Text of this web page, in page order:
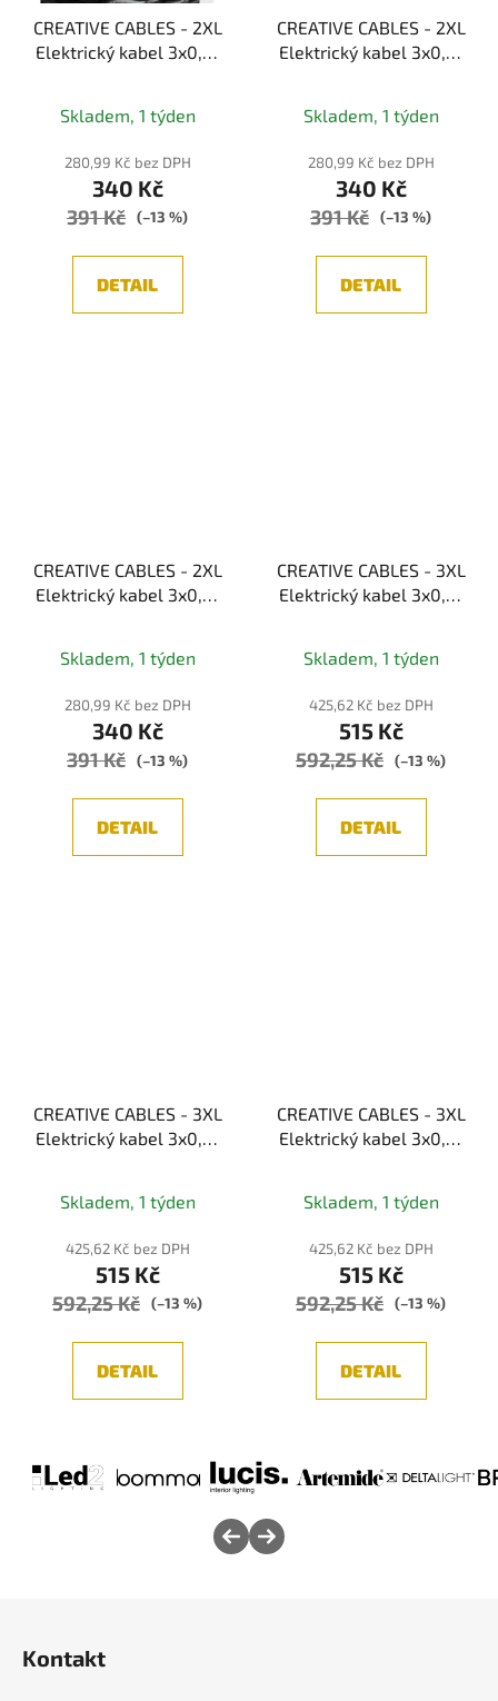
CREATIVE CABLES - 2XL
Elektrický kabel 3x0,75
24 mm (černá/šedá)
Skladem, 1 týden
280,99 Kč bez DPH
340 Kč
391 Kč (–13 %)
DETAIL
CREATIVE CABLES - 2XL
Elektrický kabel 3x0,75
Skladem, 1 týden
280,99 Kč bez DPH
340 Kč
391 Kč (–13 %)
DETAIL
CREATIVE CABLES - 2XL
Elektrický kabel 3x0,75
Skladem, 1 týden
280,99 Kč bez DPH
340 Kč
391 Kč (–13 %)
DETAIL
CREATIVE CABLES - 3XL
Elektrický kabel 3x0,75
Skladem, 1 týden
425,62 Kč bez DPH
515 Kč
592,25 Kč (–13 %)
DETAIL
CREATIVE CABLES - 3XL
Elektrický kabel 3x0,75
Skladem, 1 týden
425,62 Kč bez DPH
515 Kč
592,25 Kč (–13 %)
DETAIL
CREATIVE CABLES - 3XL
Elektrický kabel 3x0,75
Skladem, 1 týden
425,62 Kč bez DPH
515 Kč
592,25 Kč (–13 %)
DETAIL
Kontakt